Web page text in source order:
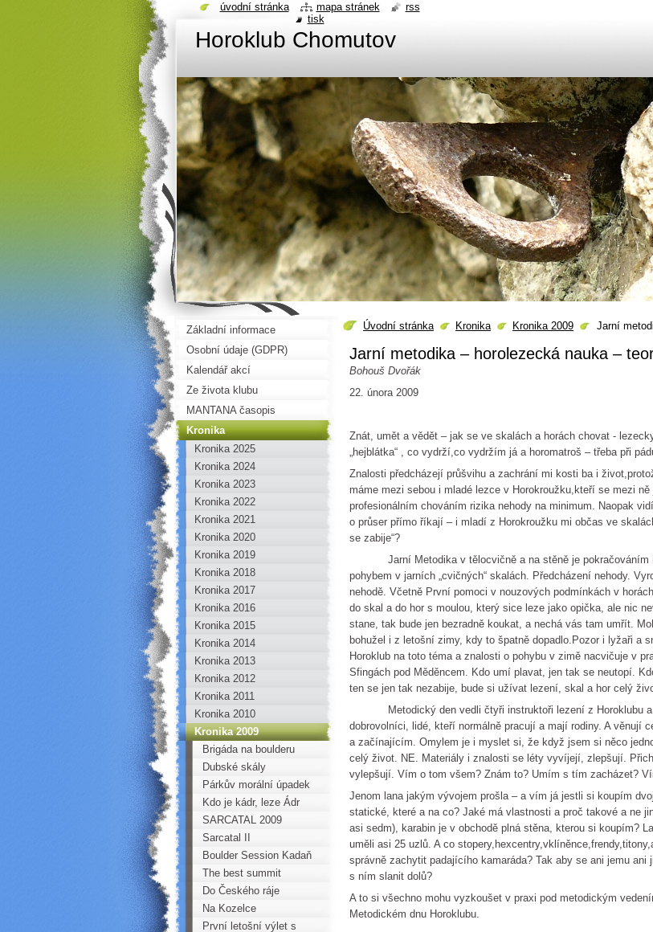
Horoklub Chomutov
Úvodní stránka Kronika Kronika 2009 Jarní
Jarní metodika – horolezecká nauka –
Bohouš Dvořák
22. února 2009
Znát, umět a vědět – jak se ve skalách a horách chovat -
„hejblátka“ , co vydrží,co vydržím já a horomatroš – třeba při
Znalosti předcházejí průšvihu a zachrání mi kosti ba i
máme mezi sebou i mladé lezce v Horokroužku,kteří se mezi
profesionálním chováním rizika nehody na minimum. Naopak
o průser přímo říkají – i mladí z Horokroužku mi občas ve
se zabije“?
Jarní Metodika v tělocvičně a na stěně je pokračováním
pohybem v jarních „cvičných“ skalách. Předcházení nehody.
nehodě. Včetně První pomoci v nouzových podmínkách v
do skal a do hor s moulou, který sice leze jako opička, ale nic
stane, tak bude jen bezradně koukat, a nechá vás tam umřít.
bohužel i z letošní zimy, kdy to špatně dopadlo.Pozor i lyžaři a
Horoklub na toto téma a znalosti o pohybu v zimě nacvičuje v
Sfingách pod Měděncem. Kdo umí plavat, jen tak se neutopí.
ten se jen tak nezabije, bude si užívat lezení, skal a hor celý
Metodický den vedli čtyři instruktoři lezení z Horoklubu a
dobrovolníci, lidé, kteří normálně pracují a mají rodiny. A věnují
a začínajícím. Omylem je i myslet si, že když jsem si něco
celý život. NE. Materiály i znalosti se léty vyvíjejí, zlepšují.
vylepšují. Vím o tom všem? Znám to? Umím s tím zacházet?
Jenom lana jakým vývojem prošla – a vím já jestli si koupím
statické, které a na co? Jaké má vlastnosti a proč takové a ne
asi sedm), karabin je v obchodě plná stěna, kterou si koupím?
uměli asi 25 uzlů. A co
správně zachytit padajícího kamaráda? Tak aby se ani jemu
s ním slanit dolů?
A to si všechno mohu vyzkoušet v praxi pod metodickým
Metodickém dnu Horoklubu.
Základní informace
Osobní údaje (GDPR)
Kalendář akcí
Ze života klubu
MANTANA časopis
Kronika
Kronika 2025
Kronika 2024
Kronika 2023
Kronika 2022
Kronika 2021
Kronika 2020
Kronika 2019
Kronika 2018
Kronika 2017
Kronika 2016
Kronika 2015
Kronika 2014
Kronika 2013
Kronika 2012
Kronika 2011
Kronika 2010
Kronika 2009
Brigáda na boulderu
Dubské skály
Párkův morální úpadek
Kdo je kádr, leze Ádr
SARCATAL 2009
Sarcatal II
Boulder Session Kadaň
2009
The best summit
Do Českého ráje
Na Kozelce
První letošní výlet s
úvodní stránka mapa stránek
rss
tisk